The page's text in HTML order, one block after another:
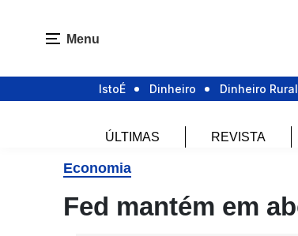
Menu
IstoÉ Dinheiro Dinheiro Rural
ÚLTIMAS REVISTA
Economia
Fed mantém em